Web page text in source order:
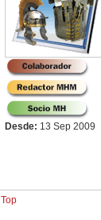
Desde: 13 Sep 2009
Top